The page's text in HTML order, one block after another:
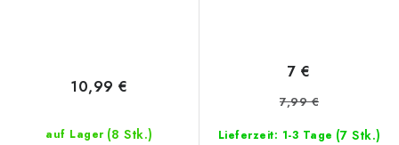
auf Lager (8 Stk.)
10,99 €
Lieferzeit: 1-3 Tage (7 Stk.)
7 €
7,99 €